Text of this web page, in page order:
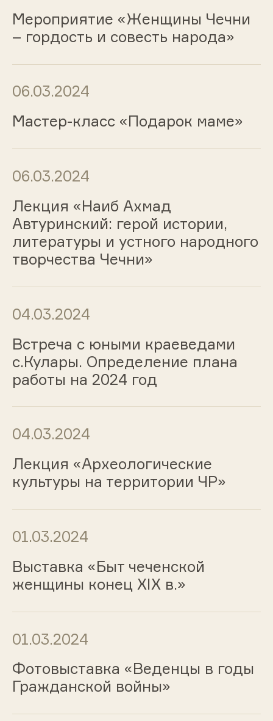
Мероприятие «Женщины Чечни
– гордость и совесть народа»
06.03.2024
Мастер-класс «Подарок маме»
06.03.2024
Лекция «Наиб Ахмад
Автуринский: герой истории,
литературы и устного народного
творчества Чечни»
04.03.2024
Встреча с юными краеведами
с.Кулары. Определение плана
работы на 2024 год
04.03.2024
Лекция «Археологические
культуры на территории ЧР»
01.03.2024
Выставка «Быт чеченской
женщины конец XIX в.»
01.03.2024
Фотовыставка «Веденцы в годы
Гражданской войны»